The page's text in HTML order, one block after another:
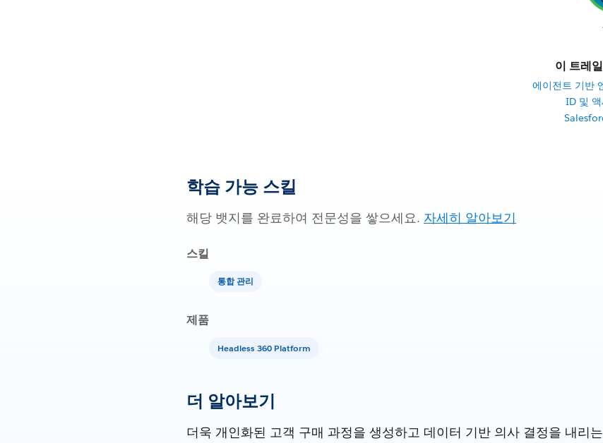
이 트레
에이전트 기반
ID 및
학습 가능 스킬
해당 뱃지를 완료하여 전문성을 쌓으세요. 자세히 알아보기
스킬
통합 관리
제품
Headless 360 Platform
더 알아보기
더욱 개인화된 고객 구매 과정을 생성하고 데이터 기반 의사 결정을 내리